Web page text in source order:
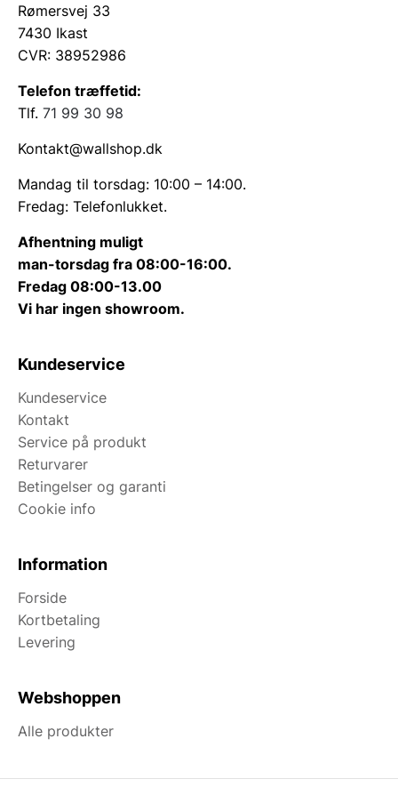
Rømersvej 33
7430 Ikast
CVR: 38952986
Telefon træffetid:
Tlf. 71 99 30 98
Kontakt@wallshop.dk
Mandag til torsdag: 10:00 – 14:00.
Fredag: Telefonlukket.
Afhentning muligt
man-torsdag fra 08:00-16:00.
Fredag 08:00-13.00
Vi har ingen showroom.
Kundeservice
Kundeservice
Kontakt
Service på produkt
Returvarer
Betingelser og garanti
Cookie info
Information
Forside
Kortbetaling
Levering
Webshoppen
Alle produkter